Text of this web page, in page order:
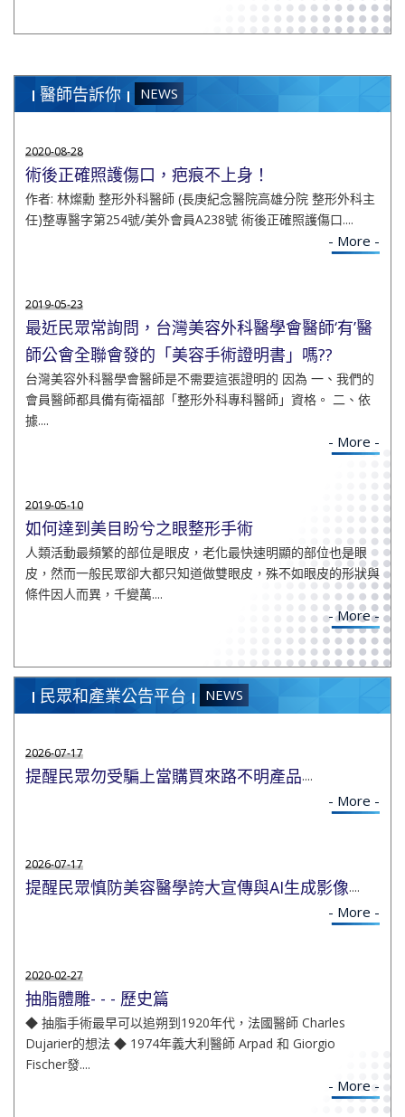
醫師告訴你 NEWS
2020-08-28
術後正確照護傷口，疤痕不上身！
作者: 林燦勳 整形外科醫師 (長庚紀念醫院高雄分院 整形外科主
任)整專醫字第254號/美外會員A238號 術後正確照護傷口....
- More -
2019-05-23
最近民眾常詢問，台灣美容外科醫學會醫師‘有’醫
師公會全聯會發的「美容手術證明書」嗎??
台灣美容外科醫學會醫師是不需要這張證明的 因為 一、我們的
會員醫師都具備有衛福部「整形外科專科醫師」資格。 二、依
據....
- More -
2019-05-10
如何達到美目盼兮之眼整形手術
人類活動最頻繁的部位是眼皮，老化最快速明顯的部位也是眼
皮，然而一般民眾卻大都只知道做雙眼皮，殊不如眼皮的形狀與
條件因人而異，千變萬....
- More -
民眾和產業公告平台 NEWS
2026-07-17
提醒民眾勿受騙上當購買來路不明產品....
- More -
2026-07-17
提醒民眾慎防美容醫學誇大宣傳與AI生成影像....
- More -
2020-02-27
抽脂體雕- - - 歷史篇
◆ 抽脂手術最早可以追朔到1920年代，法國醫師 Charles
Dujarier的想法 ◆ 1974年義大利醫師 Arpad 和 Giorgio
Fischer發....
- More -